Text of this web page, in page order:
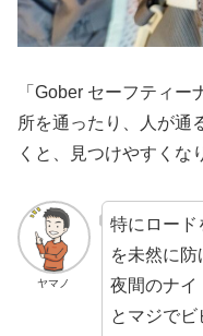
「Gober セーフティ
所を通ったり、人が通
くと、見つけやすくな
ヤマノ
特にロード
を未然に防
夜間のナイ
とマジで